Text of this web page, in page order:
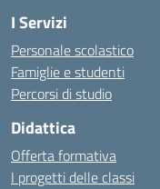
I Servizi
Personale scolastico
Famiglie e studenti
Percorsi di studio
Didattica
Offerta formativa
I progetti delle classi